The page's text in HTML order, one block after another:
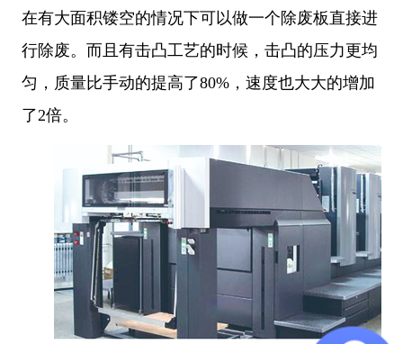
在有大面积镂空的情况下可以做一个除废板直接进
行除废。而且有击凸工艺的时候，击凸的压力更均
匀，质量比手动的提高了80%，速度也大大的增加
了2倍。